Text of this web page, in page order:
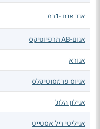
אגד אגח -1רמ
אגום-AB תרפיוטיקס
אגורא
אגיוס פרמסוטיקלס
אגילון הלת'
אגיליטי ריל אסטייט